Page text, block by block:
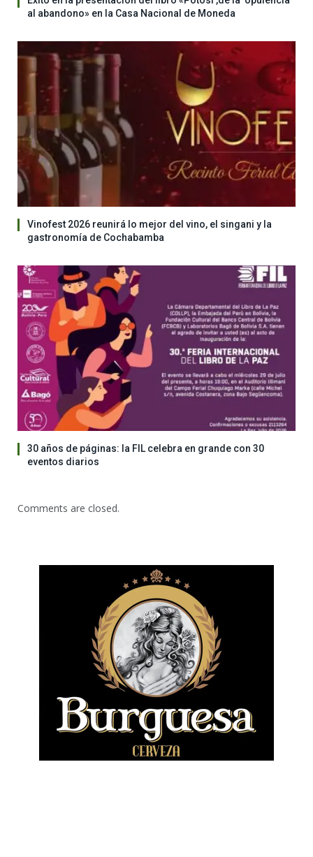
al abandono» en la Casa Nacional de Moneda
Vinofest 2026 reunirá lo mejor del vino, el singani y la
gastronomía de Cochabamba
30 años de páginas: la FIL celebra en grande con 30
eventos diarios
Comments are closed.